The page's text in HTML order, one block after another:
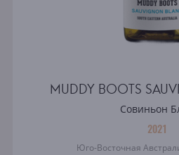
MUDDY BOOTS
Совиньон
2021
Юго-Восточная